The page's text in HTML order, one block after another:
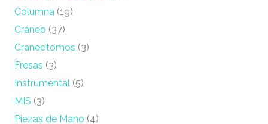
Columna (19)
Cráneo (37)
Craneotomos (3)
Fresas (3)
Instrumental (5)
MIS (3)
Piezas de Mano (4)